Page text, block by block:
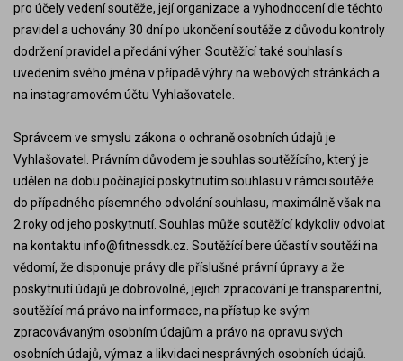
pro účely vedení soutěže, její organizace a vyhodnocení dle těchto
pravidel a uchovány 30 dní po ukončení soutěže z důvodu kontroly
dodržení pravidel a předání výher. Soutěžící také souhlasí s
uvedením svého jména v případě výhry na webových stránkách a
na instagramovém účtu Vyhlašovatele.
Správcem ve smyslu zákona o ochraně osobních údajů je
Vyhlašovatel. Právním důvodem je souhlas soutěžícího, který je
udělen na dobu počínající poskytnutím souhlasu v rámci soutěže
do případného písemného odvolání souhlasu, maximálně však na
2 roky od jeho poskytnutí. Souhlas může soutěžící kdykoliv odvolat
na kontaktu info@fitnessdk.cz. Soutěžící bere účastí v soutěži na
vědomí, že disponuje právy dle příslušné právní úpravy a že
poskytnutí údajů je dobrovolné, jejich zpracování je transparentní,
soutěžící má právo na informace, na přístup ke svým
zpracovávaným osobním údajům a právo na opravu svých
osobních údajů, výmaz a likvidaci nesprávných osobních údajů.